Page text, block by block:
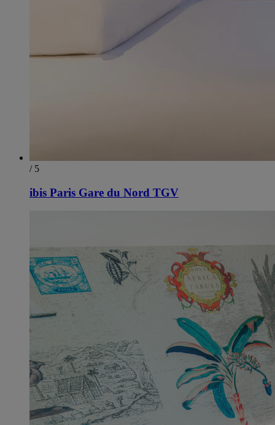
/ 5
ibis Paris Gare du Nord TGV